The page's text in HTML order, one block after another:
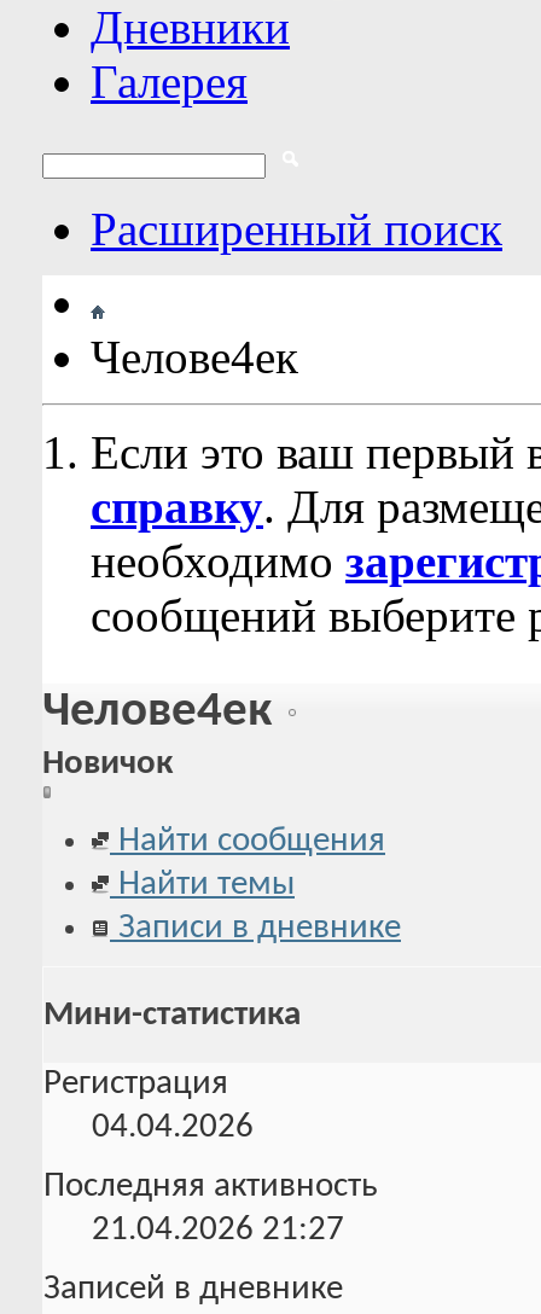
Дневники
Галерея
Расширенный поиск
Челове4ек
Если это ваш первый
справку. Для
необходимо
сообщений выберите
Челове4ек
Новичок
Найти сообщения
Найти темы
Записи в дневнике
Мини-статистика
Регистрация
04.04.2026
Последняя активность
21.04.2026 21:27
Записей в дневнике